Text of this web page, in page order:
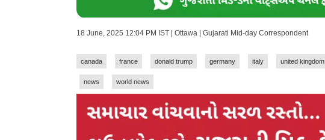
18 June, 2025 12:04 PM IST | Ottawa | Gujarati Mid-day Correspondent
canada france donald trump germany italy united kingdom
news world news